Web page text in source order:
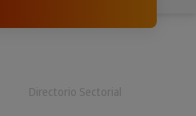
Directorio Sectorial